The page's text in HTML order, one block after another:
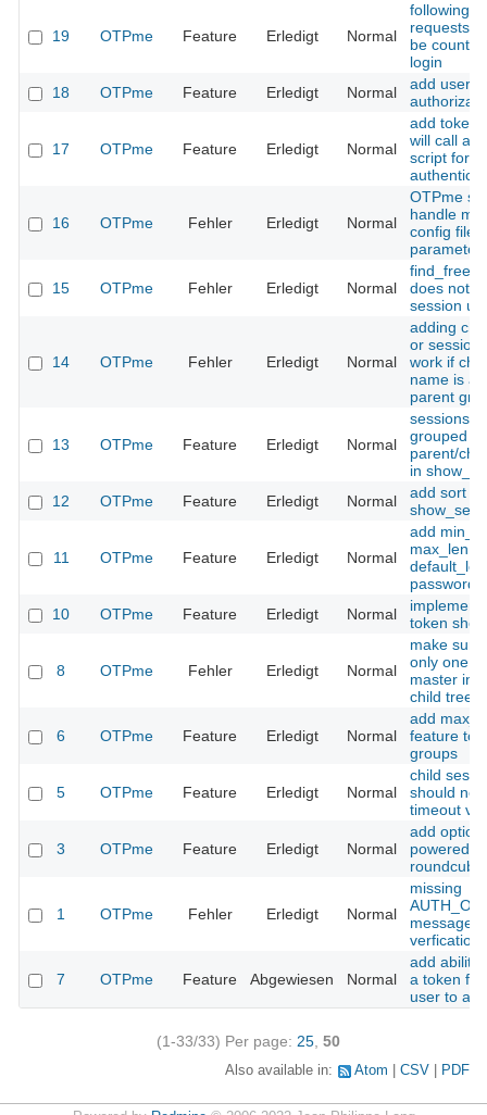
19 OTPme Feature Erledigt Normal
following
requests
be
login
18
OTPme Feature Erledigt Normal
add user
17 OTPme Feature Erledigt Normal
add token
will call an
script for
16 OTPme Fehler Erledigt Normal
OTPme
handle
config file
15 OTPme Fehler Erledigt Normal
does not
session
14 OTPme Fehler Erledigt Normal
adding
or session
work if
name is a
parent
13 OTPme Feature Erledigt Normal
sessions
grouped by
parent/
in
12
OTPme Feature Erledigt Normal
add sort
11 OTPme Feature Erledigt Normal
add
max_len
password
10
OTPme Feature Erledigt Normal
implement
token show
8 OTPme Fehler Erledigt Normal
make sure
only one
master in
child tree
6 OTPme Feature Erledigt Normal
add
feature to
groups
5 OTPme Feature Erledigt Normal
child
should not
timeout
3 OTPme Feature Erledigt Normal
add
powered-
1 OTPme Fehler Erledigt Normal
missing
message
verfication
7 OTPme Feature Abgewiesen Normal
add ability
a token
user to
(1-33/33) Per page: 25, 50
Also available in: Atom CSV PDF